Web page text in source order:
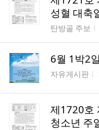
성혈 대축
게시판명
탄방골 주보
6월 1박2
게시판명
자유게시판
제1720호
청소년 주